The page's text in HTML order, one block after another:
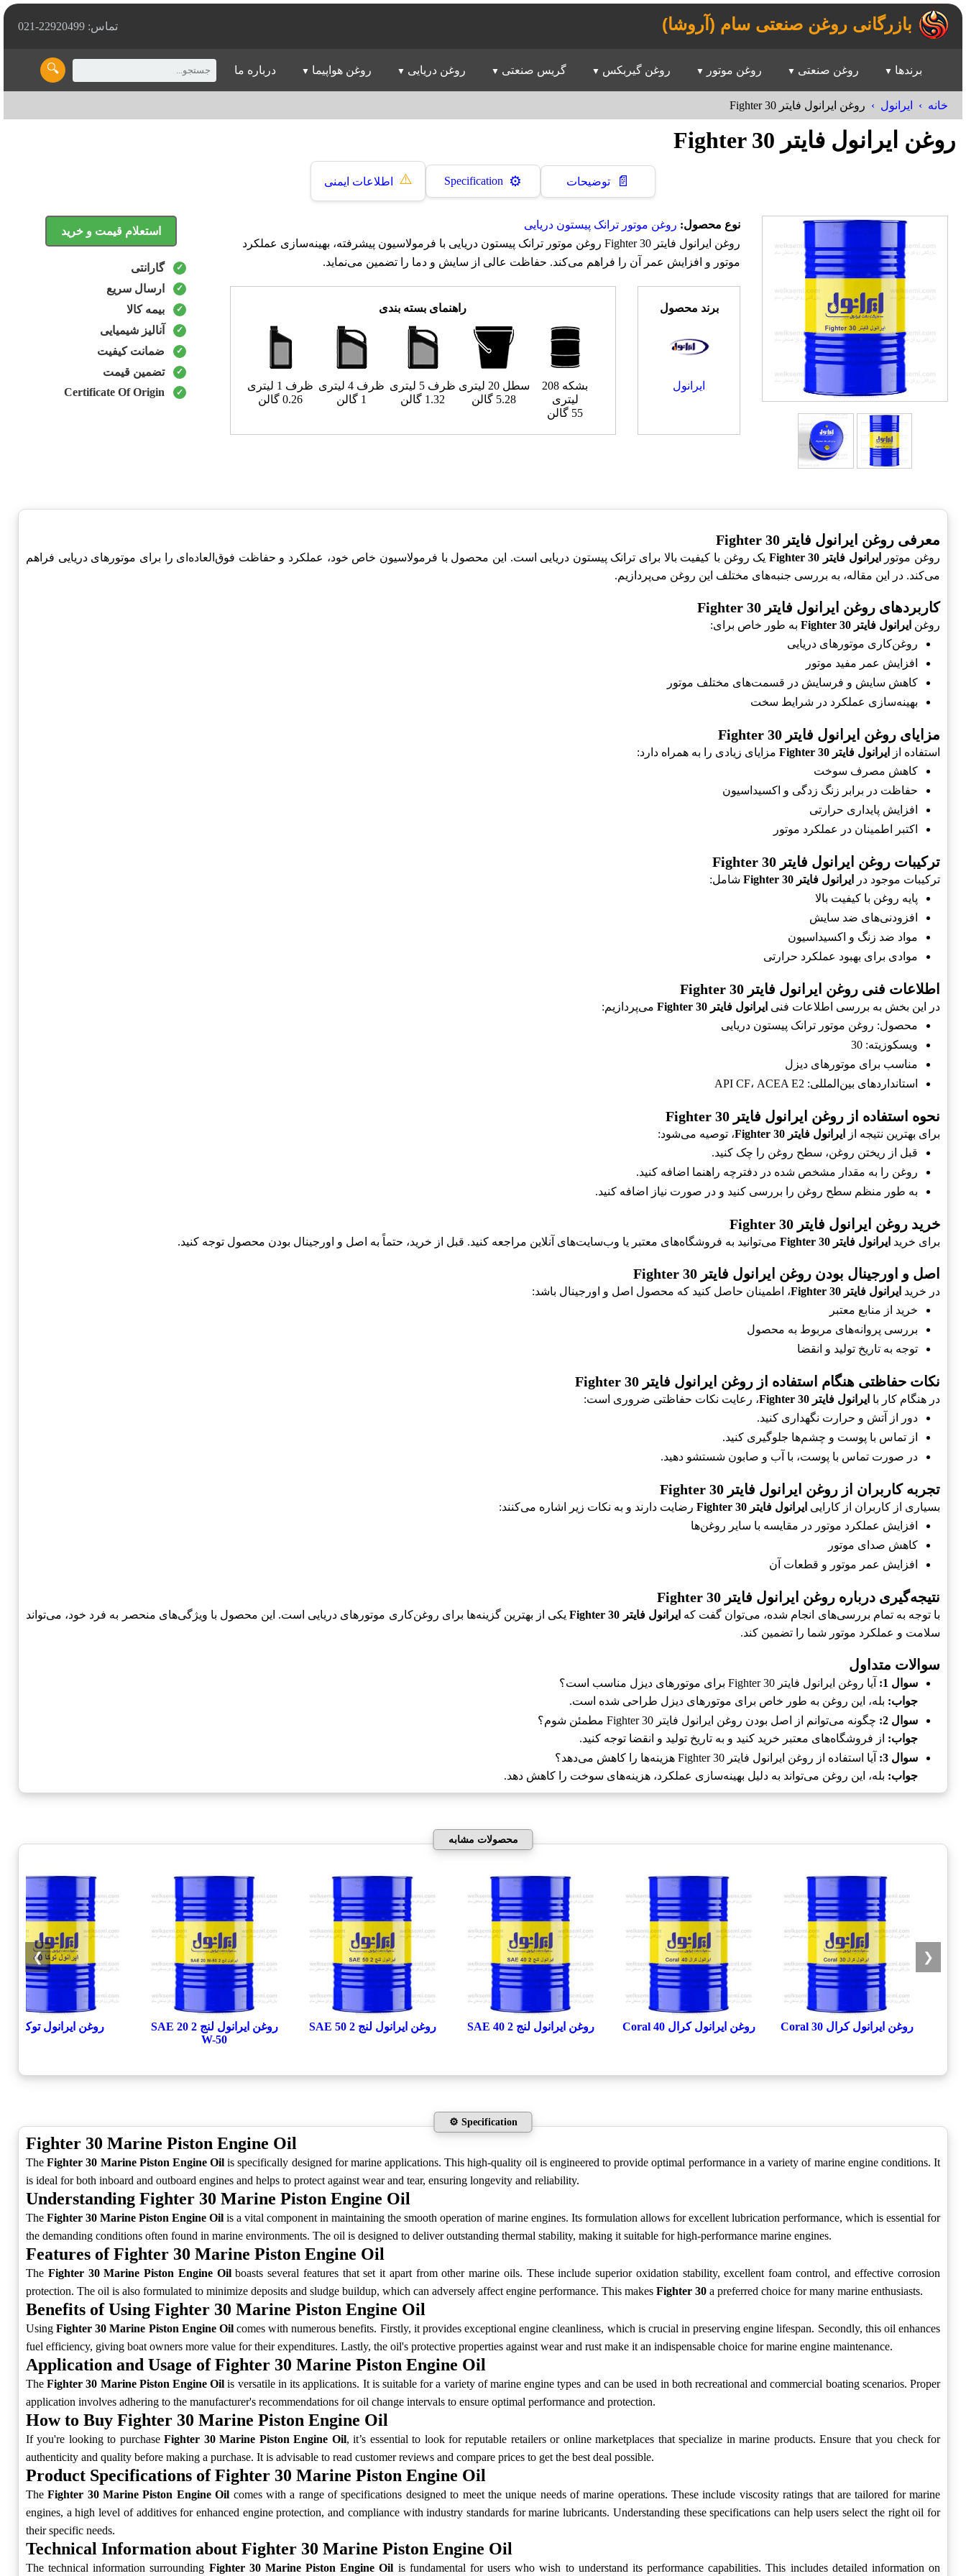
بازرگانی روغن صنعتی سام (آروشا) تماس: 22920499-021
🔍 برندها روغن صنعتی روغن موتور روغن گیربکس گریس صنعتی روغن دریایی روغن هواپیما درباره ما
خانه ایرانول روغن ایرانول فایتر Fighter 30
روغن ایرانول فایتر Fighter 30
📄 توضیحات ⚙️
Specification
⚠️ اطلاعات ایمنی
نوع محصول: روغن موتور ترانک پیستون دریایی
روغن ایرانول فایتر Fighter 30 روغن موتور ترانک پیستون دریایی با فرمولاسیون پیشرفته، بهینه‌سازی عملکرد
موتور و افزایش عمر آن را فراهم می‌کند. حفاظت عالی از سایش و دما را تضمین می‌نماید.
برند محصول
ایرانول
راهنمای بسته بندی
بشکه 208
لیتری
55 گالن
سطل 20 لیتری
5.28 گالن
ظرف 5 لیتری
1.32 گالن
ظرف 4 لیتری
1 گالن
ظرف 1 لیتری
0.26 گالن
استعلام قیمت و خرید
گارانتی
ارسال سریع
بیمه کالا
آنالیز شیمیایی
ضمانت کیفیت
تضمین قیمت
Certificate Of Origin
معرفی روغن ایرانول فایتر Fighter 30
روغن موتور ایرانول فایتر Fighter 30
یک روغن با کیفیت بالا برای ترانک پیستون دریایی است. این محصول با فرمولاسیون خاص خود، عملکرد و حفاظت فوق‌العاده‌ای را برای موتورهای دریایی فراهم
می‌کند. در این مقاله، به بررسی جنبه‌های مختلف این روغن می‌پردازیم.
کاربردهای روغن ایرانول فایتر Fighter 30
روغن ایرانول فایتر Fighter 30
به طور خاص برای:
روغن‌کاری موتورهای دریایی
افزایش عمر مفید موتور
کاهش سایش و فرسایش در قسمت‌های مختلف موتور
بهینه‌سازی عملکرد در شرایط سخت
مزایای روغن ایرانول فایتر Fighter 30
استفاده از ایرانول فایتر Fighter 30
مزایای زیادی را به همراه دارد:
کاهش مصرف سوخت
حفاظت در برابر زنگ زدگی و اکسیداسیون
افزایش پایداری حرارتی
اکتبر اطمینان در عملکرد موتور
ترکیبات روغن ایرانول فایتر Fighter 30
ترکیبات موجود در ایرانول فایتر Fighter 30
شامل:
پایه روغن با کیفیت بالا
افزودنی‌های ضد سایش
مواد ضد زنگ و اکسیداسیون
موادی برای بهبود عملکرد حرارتی
اطلاعات فنی روغن ایرانول فایتر Fighter 30
در این بخش به بررسی اطلاعات فنی ایرانول فایتر Fighter 30
می‌پردازیم:
محصول: روغن موتور ترانک پیستون دریایی
ویسکوزیته: 30
مناسب برای موتورهای دیزل
استانداردهای بین‌المللی: API CF، ACEA E2
نحوه استفاده از روغن ایرانول فایتر Fighter 30
برای بهترین نتیجه از ایرانول فایتر Fighter 30
، توصیه می‌شود:
قبل از ریختن روغن، سطح روغن را چک کنید.
روغن را به مقدار مشخص شده در دفترچه راهنما اضافه کنید.
به طور منظم سطح روغن را بررسی کنید و در صورت نیاز اضافه کنید.
خرید روغن ایرانول فایتر Fighter 30
برای خرید ایرانول فایتر Fighter 30 می‌توانید به فروشگاه‌های معتبر یا وب‌سایت‌های آنلاین مراجعه کنید. قبل از خرید، حتماً به اصل و اورجینال بودن محصول توجه کنید.
اصل و اورجینال بودن روغن ایرانول فایتر Fighter 30
در خرید ایرانول فایتر Fighter 30
، اطمینان حاصل کنید که محصول اصل و اورجینال باشد:
خرید از منابع معتبر
بررسی پروانه‌های مربوط به محصول
توجه به تاریخ تولید و انقضا
نکات حفاظتی هنگام استفاده از روغن ایرانول فایتر Fighter 30
در هنگام کار با ایرانول فایتر Fighter 30
، رعایت نکات حفاظتی ضروری است:
دور از آتش و حرارت نگهداری کنید.
از تماس با پوست و چشم‌ها جلوگیری کنید.
در صورت تماس با پوست، با آب و صابون شستشو دهید.
تجربه کاربران از روغن ایرانول فایتر Fighter 30
بسیاری از کاربران از کارایی ایرانول فایتر Fighter 30
رضایت دارند و به نکات زیر اشاره می‌کنند:
افزایش عملکرد موتور در مقایسه با سایر روغن‌ها
کاهش صدای موتور
افزایش عمر موتور و قطعات آن
نتیجه‌گیری درباره روغن ایرانول فایتر Fighter 30
با توجه به تمام بررسی‌های انجام شده، می‌توان گفت که ایرانول فایتر Fighter 30
یکی از بهترین گزینه‌ها برای روغن‌کاری موتورهای دریایی است. این محصول با ویژگی‌های منحصر به فرد خود، می‌تواند
سلامت و عملکرد موتور شما را تضمین کند.
سوالات متداول
سوال 1:
آیا روغن ایرانول فایتر Fighter 30 برای موتورهای دیزل مناسب است؟
جواب: بله، این روغن به طور خاص برای موتورهای دیزل طراحی شده است.
سوال 2:
چگونه می‌توانم از اصل بودن روغن ایرانول فایتر Fighter 30 مطمئن شوم؟
جواب: از فروشگاه‌های معتبر خرید کنید و به تاریخ تولید و انقضا توجه کنید.
سوال 3:
آیا استفاده از روغن ایرانول فایتر Fighter 30 هزینه‌ها را کاهش می‌دهد؟
جواب: بله، این روغن می‌تواند به دلیل بهینه‌سازی عملکرد، هزینه‌های سوخت را کاهش دهد.
محصولات مشابه
روغن ایرانول کرال Coral 30 روغن ایرانول کرال Coral 40 روغن ایرانول لنج 2 SAE 40 روغن ایرانول لنج 2 SAE 50
روغن ایرانول لنج 2 SAE 20
W-50
روغن ایرانول توکا 40
❮
❯
⚙️ Specification
Fighter 30 Marine Piston Engine Oil
TheFighter 30 Marine Piston Engine Oil is specifically designed for marine applications. This high-quality oil is engineered to provide optimal performance in a variety of marine engine conditions. It
is ideal for both inboard and outboard engines and helps to protect against wear and tear, ensuring longevity and reliability.
Understanding Fighter 30 Marine Piston Engine Oil
The Fighter 30 Marine Piston Engine Oil is a vital component in maintaining the smooth operation of marine engines. Its formulation allows for excellent lubrication performance, which is essential for
the demanding conditions often found in marine environments. The oil is designed to deliver outstanding thermal stability, making it suitable for high-performance marine engines.
Features of Fighter 30 Marine Piston Engine Oil
The Fighter 30 Marine Piston Engine Oilboasts several features that set it apart from other marine oils. These include superior oxidation stability, excellent foam control, and effective corrosion
protection. The oil is also formulated to minimize deposits and sludge buildup, which can adversely affect engine performance. This makes Fighter 30 a preferred choice for many marine enthusiasts.
Benefits of Using Fighter 30 Marine Piston Engine Oil
UsingFighter 30 Marine Piston Engine Oilcomes with numerous benefits. Firstly, it provides exceptional engine cleanliness, which is crucial in preserving engine lifespan. Secondly, this oil enhances
fuel efficiency, giving boat owners more value for their expenditures. Lastly, the oil's protective properties against wear and rust make it an indispensable choice for marine engine maintenance.
Application and Usage of Fighter 30 Marine Piston Engine Oil
TheFighter 30 Marine Piston Engine Oil is versatile in its applications. It is suitable for a variety of marine engine types and can be used in both recreational and commercial boating scenarios. Proper
application involves adhering to the manufacturer's recommendations for oil change intervals to ensure optimal performance and protection.
How to Buy Fighter 30 Marine Piston Engine Oil
If you're looking to purchaseFighter 30 Marine Piston Engine Oil, it’s essential to look for reputable retailers or online marketplaces that specialize in marine products. Ensure that you check for
authenticity and quality before making a purchase. It is advisable to read customer reviews and compare prices to get the best deal possible.
Product Specifications of Fighter 30 Marine Piston Engine Oil
TheFighter 30 Marine Piston Engine Oil comes with a range of specifications designed to meet the unique needs of marine operations. These include viscosity ratings that are tailored for marine
engines, a high level of additives for enhanced engine protection, and compliance with industry standards for marine lubricants. Understanding these specifications can help users select the right oil for
their specific needs.
Technical Information about Fighter 30 Marine Piston Engine Oil
The technical information surrounding Fighter 30 Marine Piston Engine Oil is fundamental for users who wish to understand its performance capabilities. This includes detailed information on